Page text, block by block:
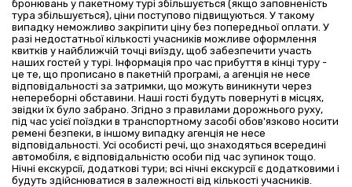
бронювань у пакетному турі збільшується (якщо заповненість
тура збільшується), ціни поступово підвищуються. У такому
випадку неможливо закріпити ціну без попередньої оплати. У
разі недостатньої кількості учасників можливе оформлення
квитків у найближчій точці виїзду, щоб забезпечити участь
наших гостей у турі. Інформація про час прибуття в кінці туру -
це те, що прописано в пакетній програмі, а агенція не несе
відповідальності за затримки, що можуть виникнути через
непереборні обставини. Наші гості будуть повернуті в місцях,
звідки їх було забрано. Згідно з правилами дорожнього руху,
під час усієї поїздки в транспортному засобі обов'язково носити
ремені безпеки, в іншому випадку агенція не несе
відповідальності. Усі особисті речі, що знаходяться всередині
автомобіля, є відповідальністю особи під час зупинок тощо.
Нічні екскурсії, додаткові тури; всі нічні екскурсії є додатковими і
будуть здійснюватися в залежності від кількості учасників.